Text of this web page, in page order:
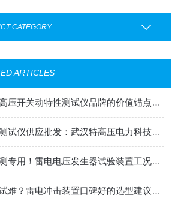
CATEGORY
ARTICLES
塑造选择信心：高压开关动特性测试仪品牌的价值锚点与验证过程
高压开关动特性测试仪供应批发：武汉特高压电力科技有限公司的可靠选择
化工高压设备检测专用！雷电电压发生器试验装置工况适配解析
化工设备防雷测试难？雷电冲击装置口碑好的选型建议藏这些实用细节